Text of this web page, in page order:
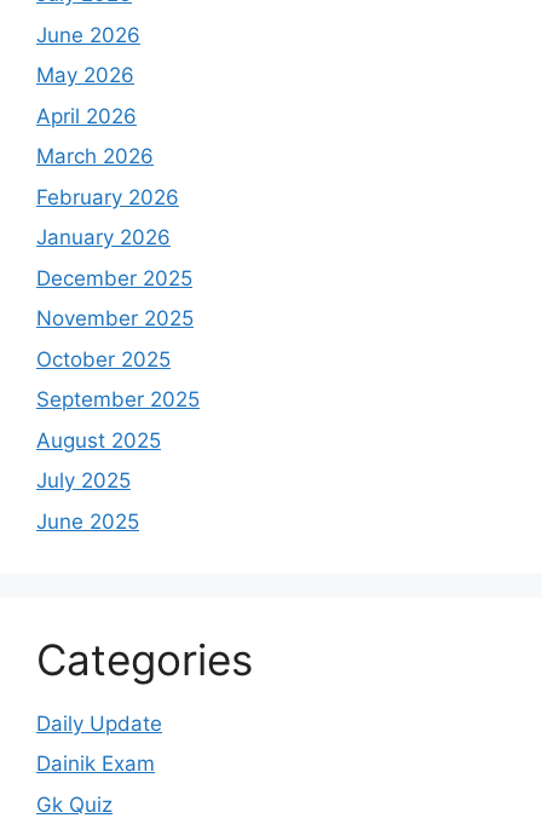
June 2026
May 2026
April 2026
March 2026
February 2026
January 2026
December 2025
November 2025
October 2025
September 2025
August 2025
July 2025
June 2025
Categories
Daily Update
Dainik Exam
Gk Quiz